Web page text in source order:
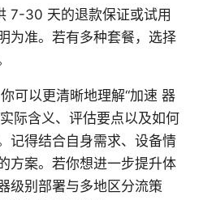
7-30 天的退款保证或试用
为准。若有多种套餐，选择
可以更清晰地理解“加速 器
际含义、评估要点以及如何
记得结合自身需求、设备情
方案。若你想进一步提升体
级别部署与多地区分流策